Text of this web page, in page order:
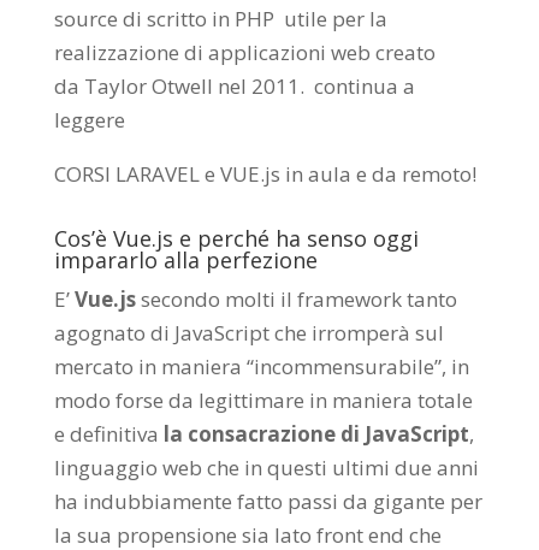
source di scritto in PHP utile per la
realizzazione di applicazioni web creato
da Taylor Otwell nel 2011. continua a
leggere
CORSI LARAVEL e VUE.js in aula e da remoto!
Cos’è Vue.js e perché ha senso oggi
impararlo alla perfezione
E’Vue.jssecondo molti il framework tanto
agognato di JavaScript che irromperà sul
mercato in maniera “incommensurabile”, in
modo forse da legittimare in maniera totale
e definitiva la consacrazione di JavaScript,
linguaggio web che in questi ultimi due anni
ha indubbiamente fatto passi da gigante per
la sua propensione sia lato front end che